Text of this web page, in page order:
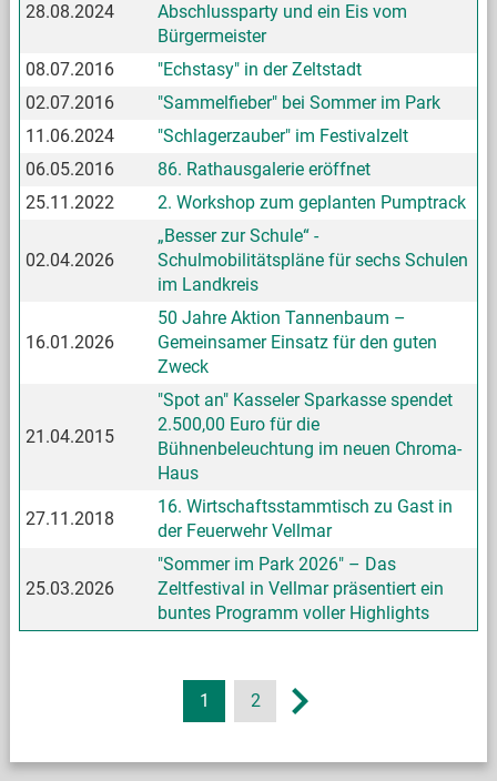
28.08.2024
Abschlussparty und ein Eis vom
Bürgermeister
08.07.2016
"Echstasy" in der Zeltstadt
02.07.2016
"Sammelfieber" bei Sommer im Park
11.06.2024
"Schlagerzauber" im Festivalzelt
06.05.2016
86. Rathausgalerie eröffnet
25.11.2022
2. Workshop zum geplanten Pumptrack
02.04.2026
„Besser zur Schule“ -
Schulmobilitätspläne für sechs Schulen
im Landkreis
16.01.2026
50 Jahre Aktion Tannenbaum –
Gemeinsamer Einsatz für den guten
Zweck
21.04.2015
"Spot an" Kasseler Sparkasse spendet
2.500,00 Euro für die
Bühnenbeleuchtung im neuen Chroma-
Haus
27.11.2018
16. Wirtschaftsstammtisch zu Gast in
der Feuerwehr Vellmar
25.03.2026
"Sommer im Park 2026" – Das
Zeltfestival in Vellmar präsentiert ein
buntes Programm voller Highlights
1 2